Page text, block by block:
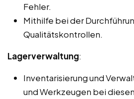
Fehler.
Mithilfe bei der
Qualitätskontrollen.
Lagerverwaltung:
Inventarisierung und
und Werkzeugen bei